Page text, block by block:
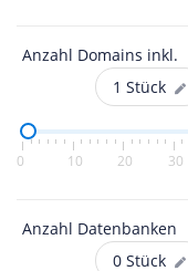
Anzahl Domains inkl.
1 Stück
0 10 20 30
Anzahl Datenbanken
0 Stück